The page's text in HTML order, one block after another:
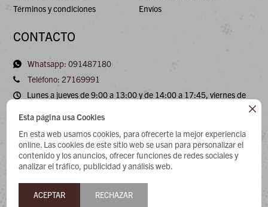

Esta página usa Cookies
En esta web usamos cookies, para ofrecerte la mejor experiencia
online. Las cookies de este sitio web se usan para personalizar el
contenido y los anuncios, ofrecer funciones de redes sociales y
analizar el tráfico, publicidad y análisis web.
ACEPTAR RECHAZAR
Términos y condiciones
Envíos
CONTACTO
Whatsapp: 091487180
Teléfono: 27169991
Lunes a jueves de 9:00 a 13:00 y de 14:00 a 17:45, viernes de
NEWSLETTER
¡Suscribite y recibí todas nuestras novedades!